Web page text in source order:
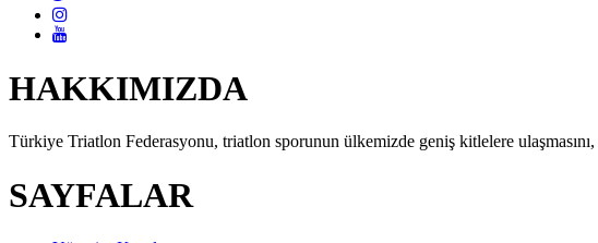
HAKKIMIZDA
Türkiye Triatlon Federasyonu, triatlon sporunun ülkemizde geniş kitlelere ulaşmasını,
SAYFALAR